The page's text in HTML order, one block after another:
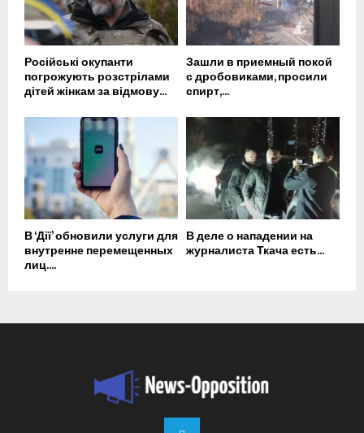
Російські окупанти
погрожують розстрілами
дітей жінкам за відмову...
Зашли в приемный покой
с дробовиками, просили
спирт,...
В ‘Дії’ обновили услуги для
внутренне перемещенных
лиц....
В деле о нападении на
журналиста Ткача есть...